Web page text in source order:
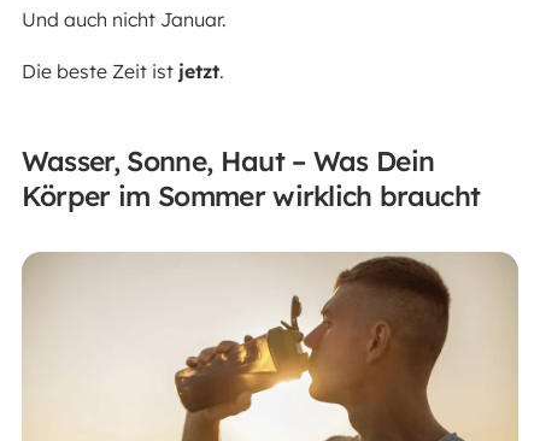
Und auch nicht Januar.
Die beste Zeit ist jetzt.
Wasser, Sonne, Haut – Was Dein
Körper im Sommer wirklich braucht